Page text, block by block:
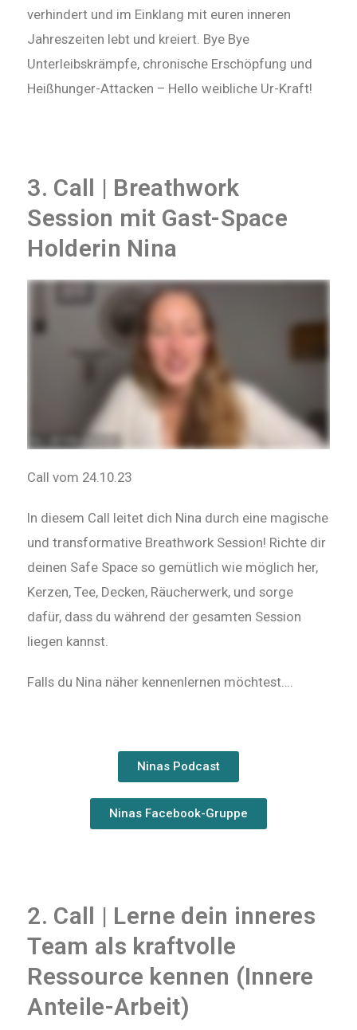
verhindert und im Einklang mit euren inneren
Jahreszeiten lebt und kreiert. Bye Bye
Unterleibskrämpfe, chronische Erschöpfung und
Heißhunger-Attacken – Hello weibliche Ur-Kraft!
3. Call | Breathwork
Session mit Gast-Space
Holderin Nina
Call vom 24.10.23
In diesem Call leitet dich Nina durch eine magische
und transformative Breathwork Session! Richte dir
deinen Safe Space so gemütlich wie möglich her,
Kerzen, Tee, Decken, Räucherwerk, und sorge
dafür, dass du während der gesamten Session
liegen kannst.
Falls du Nina näher kennenlernen möchtest….
Ninas Podcast
Ninas Facebook-Gruppe
2. Call | Lerne dein inneres
Team als kraftvolle
Ressource kennen (Innere
Anteile-Arbeit)